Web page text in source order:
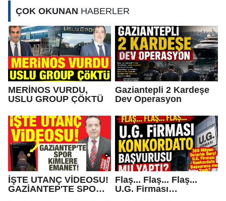
ÇOK OKUNAN HABERLER
MERİNOS VURDU,
USLU GROUP ÇÖKTÜ
Gaziantepli 2 Kardeşe
Dev Operasyon
İŞTE UTANÇ VİDEOSU!
GAZİANTEP'TE SPOR
Flaş... Flaş... Flaş...
U.G. Firması